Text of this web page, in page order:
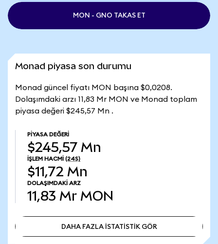
MON - GNO TAKAS ET
Monad piyasa son durumu
Monad güncel fiyatı MON başına $0,0208.
Dolaşımdaki arzı 11,83 Mr MON ve Monad toplam
piyasa değeri $245,57 Mn .
PIYASA DEĞERI
$245,57 Mn
İŞLEM HACMI (24S)
$11,72 Mn
DOLAŞIMDAKI ARZ
11,83 Mr MON
DAHA FAZLA İSTATİSTİK GÖR